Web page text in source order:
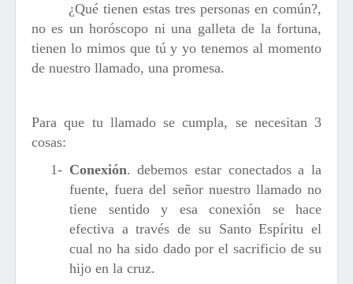
¿Qué tienen estas tres personas en común?,
no es un horóscopo ni una galleta de la fortuna,
tienen lo mimos que tú y yo tenemos al momento
de nuestro llamado, una promesa.
Para que tu llamado se cumpla, se necesitan 3
cosas:
1- Conexión. debemos estar conectados a la
fuente, fuera del señor nuestro llamado no
tiene sentido y esa conexión se hace
efectiva a través de su Santo Espíritu el
cual no ha sido dado por el sacrificio de su
hijo en la cruz.